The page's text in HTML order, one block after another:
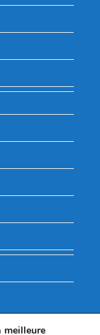
meilleure